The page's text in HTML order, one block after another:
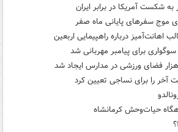
شکست آمریکا در برابر ایران
موج سفرهای پایانی ماه صفر
اهانت‌آمیز درباره راهپیمایی اربعین
برای پیامبر مهربانی شد
آخر را برای نساجی تعیین کرد
حیات‌وحش کرمانشاه